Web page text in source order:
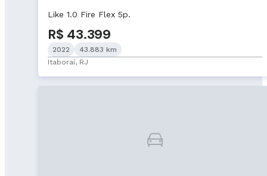
Like 1.0 Fire Flex 5p.
R$ 43.399
2022
43.883 km
Itaboraí, RJ